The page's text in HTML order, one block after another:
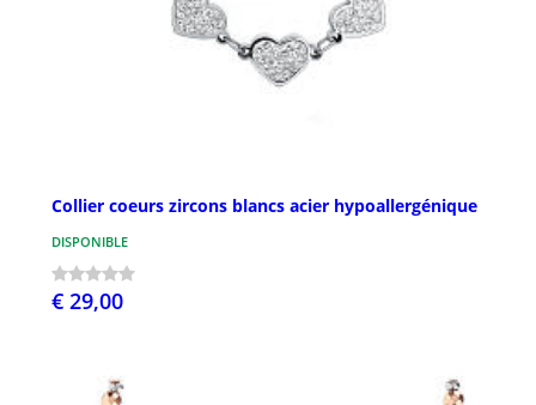
Collier coeurs zircons blancs acier hypoallergénique
DISPONIBLE
€ 29,00